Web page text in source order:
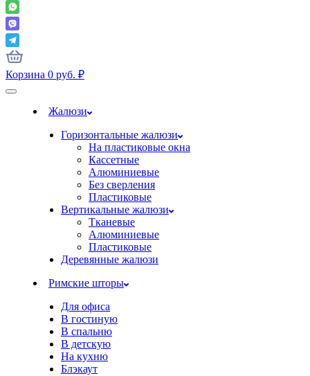
Корзина 0 руб. ₽
Жалюзи
Горизонтальные жалюзи
На пластиковые окна
Кассетные
Алюминиевые
Без сверления
Пластиковые
Вертикальные жалюзи
Тканевые
Алюминиевые
Пластиковые
Деревянные жалюзи
Римские шторы
Для офиса
В гостиную
В спальню
В детскую
На кухню
Блэкаут